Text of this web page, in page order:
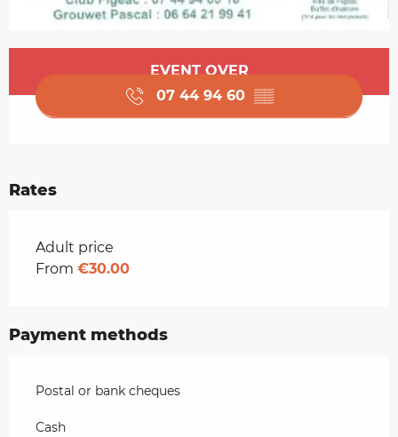
Opening hours & contact details
EVENT OVER
07 44 94 60 ▒▒
Rates
Rates 2026
Adult price
From €30.00
Payment methods
Postal or bank cheques
Cash